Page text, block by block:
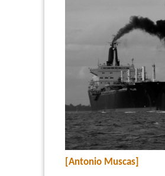
[Antonio Muscas]